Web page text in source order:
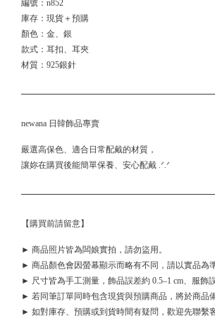
編號：n852
庫存：現貨＋預購
顏色：金、銀
款式：耳扣、耳夾
材質：925銀針
newana 日韓飾品專賣
嚴選高保色、適合日常配戴的材質，
讓妳在購買後能簡單保養、安心配戴 .ᐟ.ᐟ
【購買前請留意】
► 商品照片皆為闆娘實拍，請勿盜用。
► 商品顏色會因螢幕顯示而略有不同，請以實品為準
► 尺寸皆為手工測量，飾品誤差約 0.5–1 cm、服飾
► 若同筆訂單同時包含現貨與預購商品，將於商品
► 如對庫存、預購或到貨時間有疑問，歡迎先聯繫